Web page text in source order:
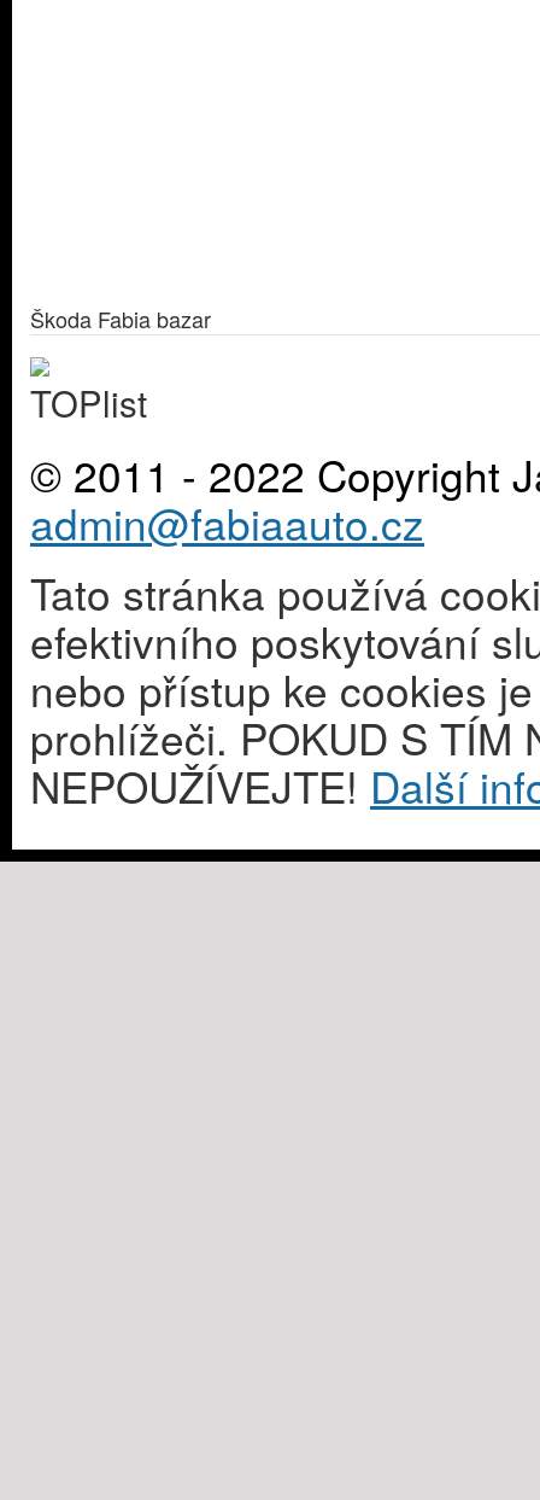
Škoda Fabia bazar
© 2011 - 2022 Copyright
admin@fabiaauto.cz
Tato stránka používá
efektivního poskytování
nebo přístup ke cookies
prohlížeči. POKUD S TÍM
NEPOUŽÍVEJTE! Další